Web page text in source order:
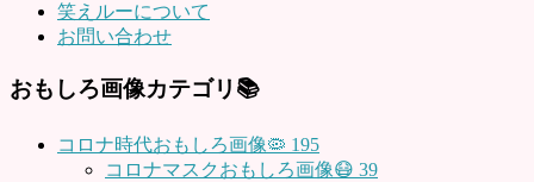
笑えルーについて
お問い合わせ
おもしろ画像カテゴリ📚
コロナ時代おもしろ画像🦠 195
コロナマスクおもしろ画像😷 39